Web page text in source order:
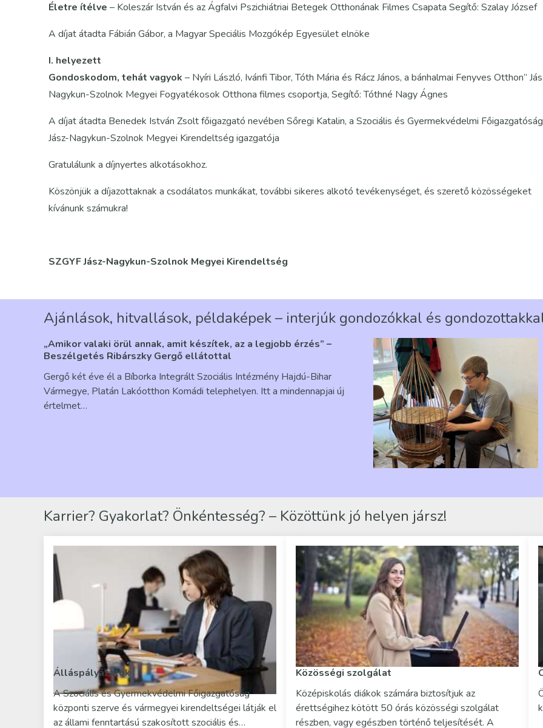
Életre ítélve – Koleszár István és az Ágfalvi Pszichiátriai Betegek Otthonának Filmes Csapata Segítő: Szalay József
A díjat átadta Fábián Gábor, a Magyar Speciális Mozgókép Egyesület elnöke
I. helyezett
Gondoskodom, tehát vagyok – Nyíri László, Ivánfi Tibor, Tóth Mária és Rácz János, a bánhalmai Fenyves Otthon”
Nagykun-Szolnok Megyei Fogyatékosok Otthona filmes csoportja, Segítő: Tóthné Nagy Ágnes
A díjat átadta Benedek István Zsolt főigazgató nevében Sőregi Katalin, a Szociális és Gyermekvédelmi Főigazgatóság
Jász-Nagykun-Szolnok Megyei Kirendeltség igazgatója
Gratulálunk a díjnyertes alkotásokhoz.
Köszönjük a díjazottaknak a csodálatos munkákat, további sikeres alkotó tevékenységet, és szerető közösségeket
kívánunk számukra!
SZGYF Jász-Nagykun-Szolnok Megyei Kirendeltség
Ajánlások, hitvallások, példaképek – interjúk gondozókkal és
„Amikor valaki örül annak, amit készítek, az a legjobb érzés” –
Beszélgetés Ribárszky Gergő ellátottal
Gergő két éve él a Bíborka Integrált Szociális Intézmény Hajdú-Bihar
Vármegye, Platán Lakóotthon Komádi telephelyen. Itt a mindennapjai új
értelmet…
Karrier? Gyakorlat? Önkéntesség? – Közöttünk jó helyen jársz!
Álláspályázatok
A Szociális és Gyermekvédelmi Főigazgatóság
központi szerve és vármegyei kirendeltségei látják el
az állami fenntartású szakosított szociális és…
Közösségi szolgálat
Középiskolás diákok számára biztosítjuk az
érettségihez kötött 50 órás közösségi szolgálat
részben, vagy egészben történő teljesítését. A